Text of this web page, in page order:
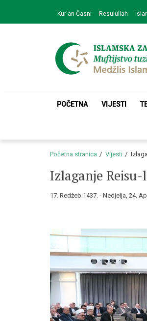
navigation
content
Kur'an Časni Resulullah
Medžlis
POČETNA VIJESTI
Početna stranica Vijesti
Izlaganje
17. Redžeb 1437. - Nedjelja, 24.